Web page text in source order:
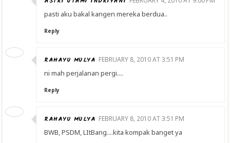
pasti aku bakal kangen mereka berdua..
Reply
RAHAYU MULYA FEBRUARY 8, 2010 AT 3:51 PM
ni mah perjalanan pergi....
Reply
RAHAYU MULYA FEBRUARY 8, 2010 AT 3:51 PM
BWB, PSDM, LItBang....kita kompak banget ya